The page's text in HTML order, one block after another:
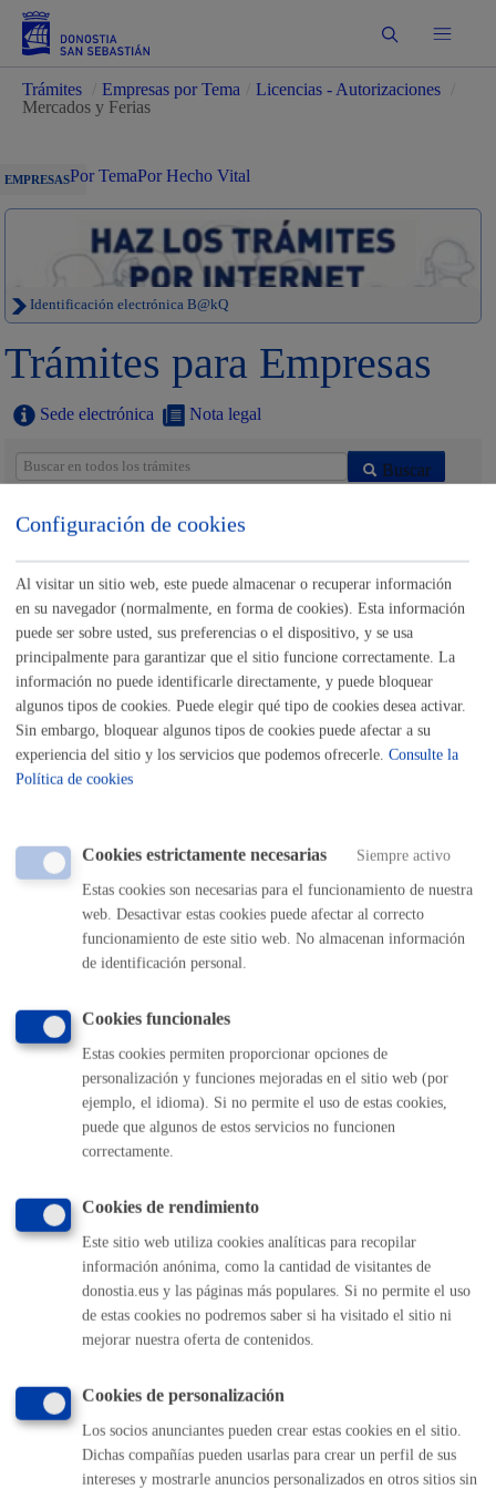
Buscar
Trámites Empresas por Tema Licencias - Autorizaciones
Mercados y Ferias
EMPRESASPor TemaPor Hecho Vital
Identificación electrónica B@kQ
Trámites para Empresas
Sede electrónica Nota legal
Buscar
Listado completo de Trámites
Mercados y Ferias
Autorizaciones para la venta ambulante
ONLINE
PRESENCIAL
TELÉFONO
MÁQUINA
ONLINE
PRESENCIAL
TELÉFONO
Volver al índice Volver atrás
Comunícate con el Ayuntamiento de Donostia / San
010
(gratuito desde Donostia / San Sebastián)
(+34) 943 481 000
Buzón de la ciudadanía
Informar de un error en la web
Ofertas de empleo
Perfil del contratante
Sede electrónica
Mapas - GeoDonostia
Configuración de cookies
Al visitar un sitio web, este puede almacenar o recuperar información
en su navegador (normalmente, en forma de cookies). Esta información
puede ser sobre usted, sus preferencias o el dispositivo, y se usa
principalmente para garantizar que el sitio funcione correctamente. La
información no puede identificarle directamente, y puede bloquear
algunos tipos de cookies. Puede elegir qué tipo de cookies desea activar.
Sin embargo, bloquear algunos tipos de cookies puede afectar a su
experiencia del sitio y los servicios que podemos ofrecerle. Consulte la
Política de cookies
Cookies estrictamente necesarias Siempre activo
Estas cookies son necesarias para el funcionamiento de nuestra
web. Desactivar estas cookies puede afectar al correcto
funcionamiento de este sitio web. No almacenan información
de identificación personal.
Cookies funcionales
Estas cookies permiten proporcionar opciones de
personalización y funciones mejoradas en el sitio web (por
ejemplo, el idioma). Si no permite el uso de estas cookies,
puede que algunos de estos servicios no funcionen
correctamente.
Cookies de rendimiento
Este sitio web utiliza cookies analíticas para recopilar
información anónima, como la cantidad de visitantes de
donostia.eus y las páginas más populares. Si no permite el uso
de estas cookies no podremos saber si ha visitado el sitio ni
mejorar nuestra oferta de contenidos.
Cookies de personalización
Los socios anunciantes pueden crear estas cookies en el sitio.
Dichas compañías pueden usarlas para crear un perfil de sus
intereses y mostrarle anuncios personalizados en otros sitios sin